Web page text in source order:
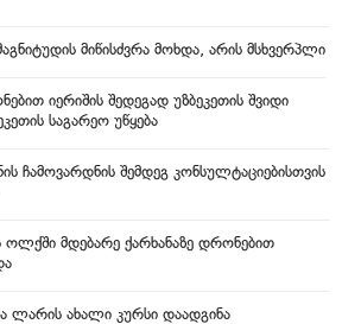
მიწისძვრა მოხდა, არის მსხვერპლი
იერიშის შედეგად უზბეკეთის შვიდი
საგარეო უწყება
ჩამოვარდნის შემდეგ კონსულტაციებისთვის
ოლქში მდებარე ქარხანაზე დრონებით
ლარის ახალი კურსი დაადგინა